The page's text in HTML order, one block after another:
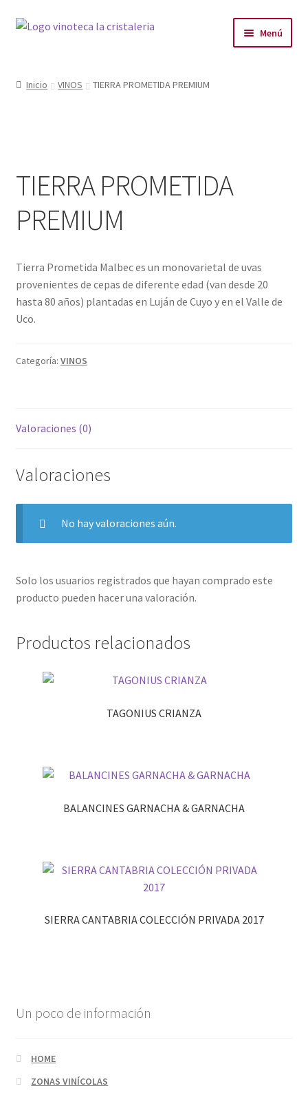
Menú
PRODUCTOS DESTACADOS
BLOG
Inicio VINOS TIERRA PROMETIDA PREMIUM
TIERRA PROMETIDA
PREMIUM
Tierra Prometida Malbec es un monovarietal de uvas
provenientes de cepas de diferente edad (van desde 20
hasta 80 años) plantadas en Luján de Cuyo y en el Valle de
Uco.
Categoría: VINOS
Valoraciones (0)
Valoraciones
No hay valoraciones aún.
Solo los usuarios registrados que hayan comprado este
producto pueden hacer una valoración.
Productos relacionados
TAGONIUS CRIANZA
BALANCINES GARNACHA & GARNACHA
SIERRA CANTABRIA COLECCIÓN PRIVADA 2017
Un poco de información
HOME
ZONAS VINÍCOLAS